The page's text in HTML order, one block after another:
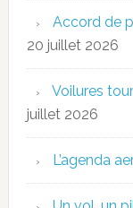
Accord de
20 juillet 2026
Voilures
juillet 2026
L’agenda